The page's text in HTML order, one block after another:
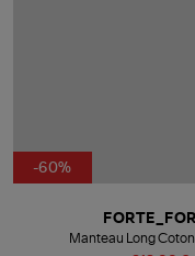
-60%
Manteau Long